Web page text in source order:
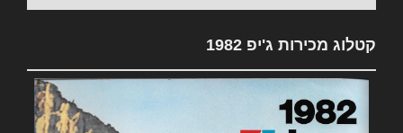
קטלוג מכירות ג'יפ 1982